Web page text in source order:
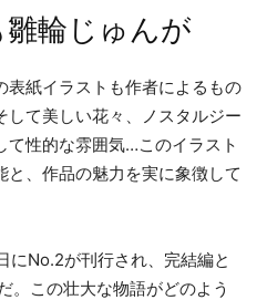
輪じゅんが
表紙イラストも作者によるもの
して美しい花々、ノスタルジー
て性的な雰囲気…このイラスト
と、作品の魅力を実に象徴して
にNo.2が刊行され、完結編と
。この壮大な物語がどのよう